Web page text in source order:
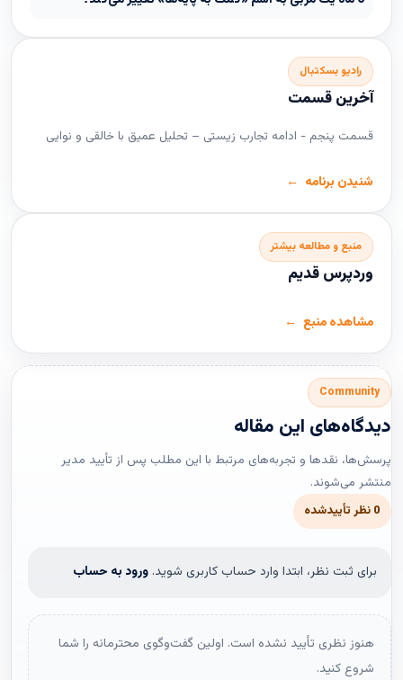
رادیو بسکتبال
آخرین قسمت
قسمت پنجم - ادامه تجارب زیستی – تحلیل عمیق با خالقی و نوایی
شنیدن برنامه
منبع و مطالعه بیشتر
وردپرس قدیم
مشاهده منبع
Community
دیدگاه‌های این مقاله
پرسش‌ها، نقدها و تجربه‌های مرتبط با این مطلب پس از تأیید مدیر
منتشر می‌شوند.
0 نظر تأییدشده
برای ثبت نظر، ابتدا وارد حساب کاربری شوید. ورود به حساب
هنوز نظری تأیید نشده است. اولین گفت‌وگوی محترمانه را شما
شروع کنید.